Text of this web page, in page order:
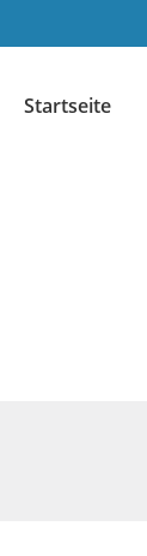
Startseite